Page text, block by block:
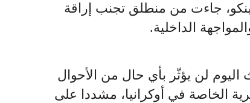
جاءت من منطلق تجنب إراقة
الداخلية.
لن يؤثّر بأي حال من الأحوال
الخاصة في أوكرانيا، مشددا على